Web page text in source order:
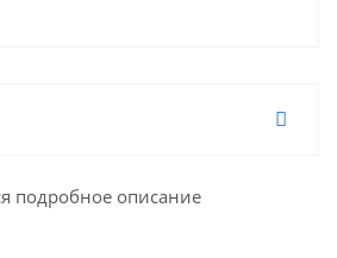
подробное описание